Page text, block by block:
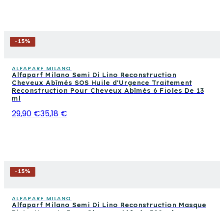
-15%
ALFAPARF MILANO
Alfaparf Milano Semi Di Lino Reconstruction
Cheveux Abîmés SOS Huile d'Urgence Traitement
Reconstruction Pour Cheveux Abîmés 6 Fioles De 13
ml
29,90 €35,18 €
-15%
ALFAPARF MILANO
Alfaparf Milano Semi Di Lino Reconstruction Masque